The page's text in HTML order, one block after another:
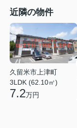
近隣の物件
久留米市上津町
3LDK (62.10㎡)
7.2万円